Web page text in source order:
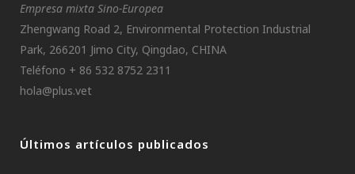
Empresa mixta Sino-Europea
Zhengwang Road 2, Environmental Protection Industrial
Park, 266201 Jimo City, Qingdao, CHINA
Teléfono + 86 532 8752 2311
hola@plus.vet
Últimos artículos publicados